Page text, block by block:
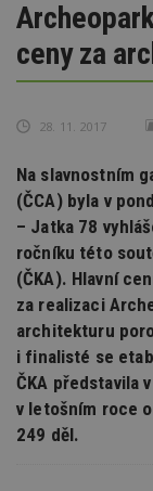
ceny za
28. 11. 2017
Na slavnostním
(ČCA) byla v
– Jatka 78
ročníku této
(ČKA). Hlavní
za realizaci
architekturu
i finalisté se
ČKA představila
v letošním roce
249 děl.